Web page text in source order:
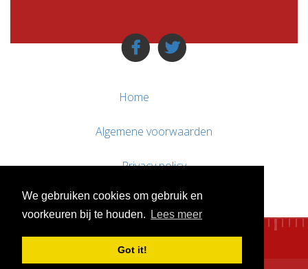
We gebruiken cookies om gebruik en
voorkeuren bij te houden.
Lees meer
Got it!
Home
Algemene voorwaarden
Privacy policy
Contact / Support